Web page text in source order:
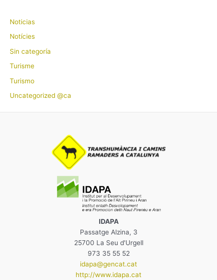
Noticias
Notícies
Sin categoría
Turisme
Turismo
Uncategorized @ca
IDAPA
Passatge Alzina, 3
25700 La Seu d'Urgell
973 35 55 52
idapa@gencat.cat
http://www.idapa.cat